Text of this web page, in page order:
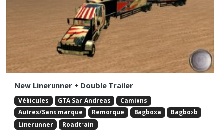
New Linerunner + Double Trailer
Véhicules GTA San Andreas
Camions
Autres/Sans marque
Remorque Bagboxa
Bagboxb
Linerunner
Roadtrain